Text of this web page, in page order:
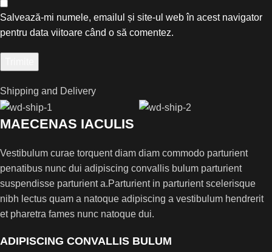
Salvează-mi numele, emailul și site-ul web în acest navigator
pentru data viitoare când o să comentez.
Shipping and Delivery
MAECENAS IACULIS
Vestibulum curae torquent diam diam commodo parturient
penatibus nunc dui adipiscing convallis bulum parturient
suspendisse parturient a.Parturient in parturient scelerisque
nibh lectus quam a natoque adipiscing a vestibulum hendrerit
et pharetra fames nunc natoque dui.
ADIPISCING CONVALLIS BULUM